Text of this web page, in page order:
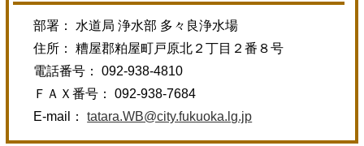
部署： 水道局 浄水部 多々良浄水場
住所： 糟屋郡粕屋町戸原北２丁目２番８号
電話番号： 092-938-4810
ＦＡＸ番号： 092-938-7684
E-mail：tatara.WB@city.fukuoka.lg.jp